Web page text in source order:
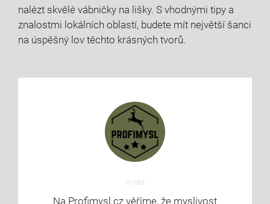
nalézt skvělé vábničky na lišky. S vhodnými tipy a
znalostmi lokálních oblastí, budete mít největší šanci
na úspěšný lov těchto krásných tvorů.
O nás
Na Profimysl.cz věříme, že myslivost